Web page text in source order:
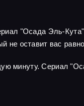
"Осада Эль-
не оставит вас
минуту. Сериал